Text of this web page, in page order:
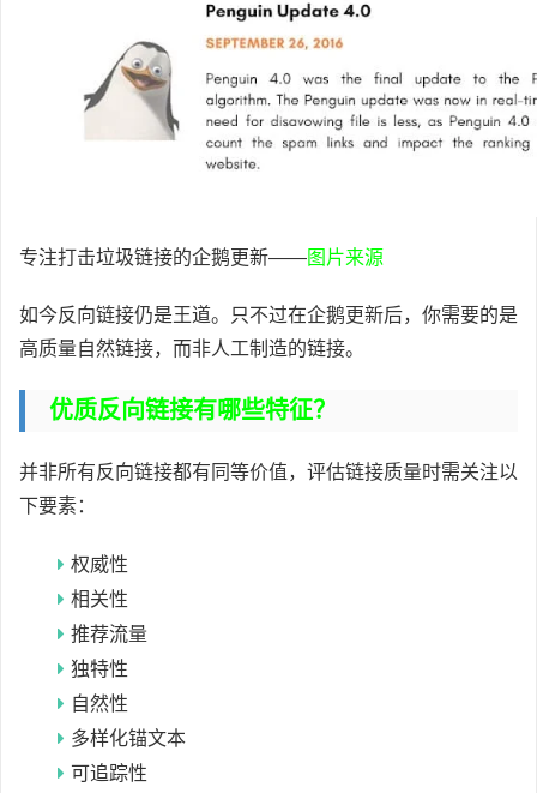
专注打击垃圾链接的企鹅更新——图片来源
如今反向链接仍是王道。只不过在企鹅更新后，你需要的是
高质量自然链接，而非人工制造的链接。
优质反向链接有哪些特征？
并非所有反向链接都有同等价值，评估链接质量时需关注以
下要素：
权威性
相关性
推荐流量
独特性
自然性
多样化锚文本
可追踪性